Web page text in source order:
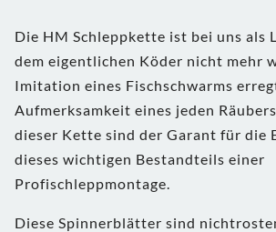
Die HM Schleppkette ist bei uns als
dem eigentlichen Köder nicht mehr
Imitation eines Fischschwarms
Aufmerksamkeit eines jeden
dieser Kette sind der Garant für die
dieses wichtigen Bestandteils einer
Profischleppmontage.
Diese Spinnerblätter sind